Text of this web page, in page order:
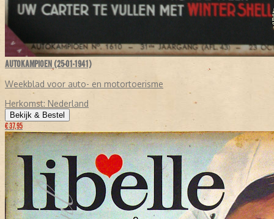
AUTOKAMPIOEN (25-01-1941)
Weekblad voor auto- en motortoerisme
Herkomst: Nederland
Bekijk & Bestel
€ 37,95